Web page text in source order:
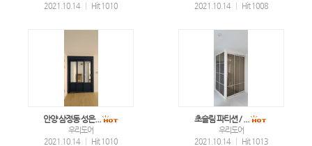
2021.10.14
Hit 1010
2021.10.14
Hit 1008
안양 삼정동 성은...
우리도어
2021.10.14
Hit 1010
초슬림 파티션 / ...
우리도어
2021.10.14
Hit 1013